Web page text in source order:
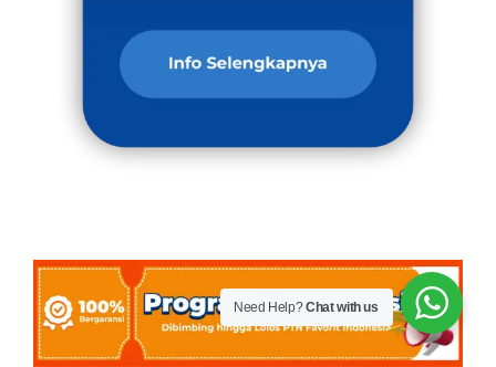
Need Help?Chat with us